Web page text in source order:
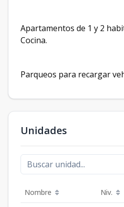
Apartamentos de 1 y 2
Cocina.
Parqueos para recargar
Unidades
Nombre Niv.